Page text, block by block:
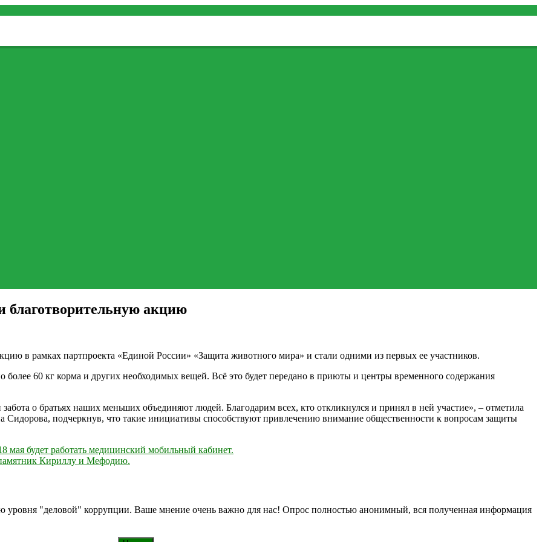
акцию
в рамках партпроекта «Единой России» «Защита животного мира» и стали одними из первых ее участников.
60 кг корма и других необходимых вещей. Всё это будет передано в приюты и центры временного содержания
о братьях наших меньших объединяют людей. Благодарим всех, кто откликнулся и принял в ней участие», – отметила
Сидорова, подчеркнув, что такие инициативы способствуют привлечению внимание общественности к вопросам защиты
будет работать медицинский мобильный кабинет.
Кириллу и Мефодию.
уровня "деловой" коррупции. Ваше мнение очень важно для нас! Опрос полностью анонимный, вся полученная информация